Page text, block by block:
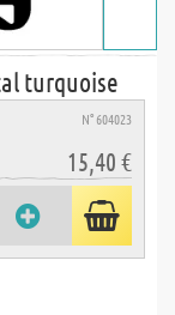
turquoise
N° 604023
15,40 €